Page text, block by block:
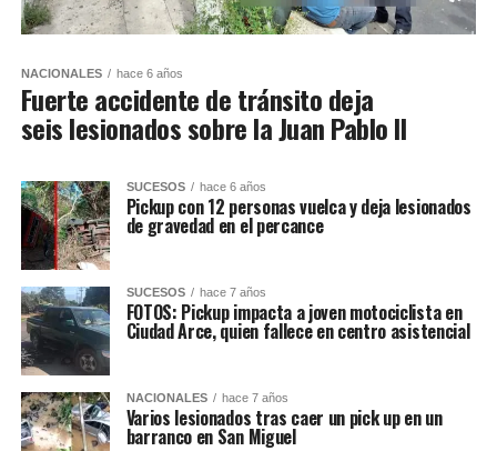
NACIONALES hace 6 años
Fuerte accidente de tránsito deja
seis lesionados sobre la Juan Pablo II
SUCESOS hace 6 años
Pickup con 12 personas vuelca y deja lesionados
de gravedad en el percance
SUCESOS hace 7 años
FOTOS: Pickup impacta a joven motociclista en
Ciudad Arce, quien fallece en centro asistencial
NACIONALES hace 7 años
Varios lesionados tras caer un pick up en un
barranco en San Miguel